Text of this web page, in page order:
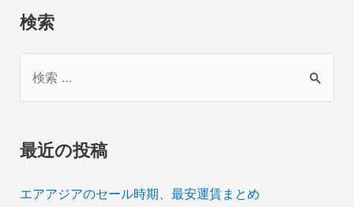
検索
象
最近の投稿
エアアジアのセール時期、最安運賃まとめ